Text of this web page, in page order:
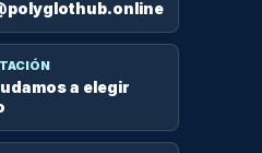
a elegir